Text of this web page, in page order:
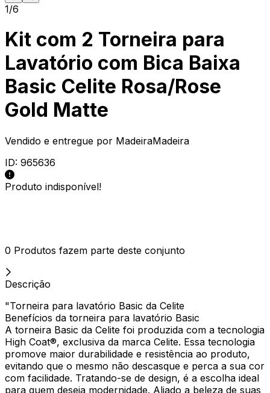
1/6
Kit com 2 Torneira para
Lavatório com Bica Baixa
Basic Celite Rosa/Rose
Gold Matte
Vendido e entregue por MadeiraMadeira
ID: 965636
Produto indisponível!
0 Produtos fazem parte deste conjunto
Descrição
"Torneira para lavatório Basic da Celite
Benefícios da torneira para lavatório Basic
A torneira Basic da Celite foi produzida com a tecnologia
High Coat®, exclusiva da marca Celite. Essa tecnologia
promove maior durabilidade e resistência ao produto,
evitando que o mesmo não descasque e perca a sua cor
com facilidade. Tratando-se de design, é a escolha ideal
para quem deseja modernidade. Aliado a beleza de suas